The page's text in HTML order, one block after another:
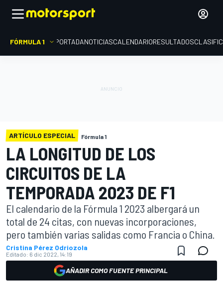
FÓRMULA 1 PORTADANOTICIASCALENDARIORESULTADOS
ARTÍCULO ESPECIAL Fórmula 1
LA LONGITUD DE LOS
CIRCUITOS DE LA
TEMPORADA 2023 DE F1
El calendario de la Fórmula 1 2023 albergará un
total de 24 citas, con nuevas incorporaciones,
pero también varias salidas como Francia o China.
Cristina Pérez Odriozola
Editado: 6 dic 2022, 14:19
AÑADIR COMO FUENTE PRINCIPAL